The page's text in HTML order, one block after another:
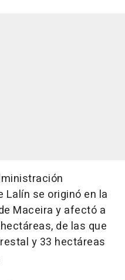
Lalín se originó en la
Maceira y afectó a
de las que
y 33 hectáreas